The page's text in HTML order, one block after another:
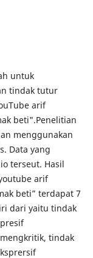
untuk
tindak tutur
arif
beti".Penelitian
menggunakan
Data yang
terseut. Hasil
arif
beti” terdapat 7
dari yaitu tindak
tindak